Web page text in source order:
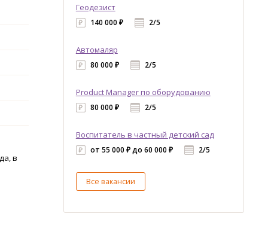
в
Геодезист
140 000 ₽ 2/5
Автомаляр
80 000 ₽ 2/5
Product Manager по оборудованию
80 000 ₽ 2/5
Воспитатель в частный детский сад
от 55 000 ₽ до 60 000 ₽ 2/5
Все вакансии